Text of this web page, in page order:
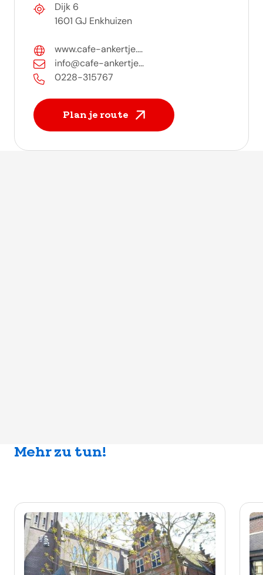
Dijk 6
1601 GJ Enkhuizen
www.cafe-ankertje....
info@cafe-ankertje...
0228-315767
Plan je route
Mehr zu tun!